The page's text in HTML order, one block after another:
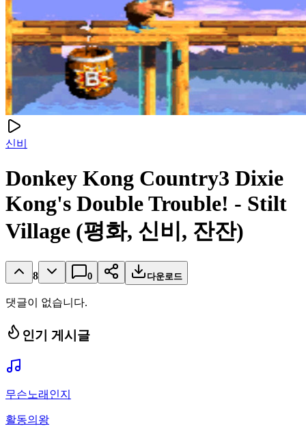
신비
Donkey Kong Country3 Dixie
Kong's Double Trouble! - Stilt
Village (평화, 신비, 잔잔)
8 0 다운로드
댓글이 없습니다.
인기 게시글
무슨노래인지
활동의왕